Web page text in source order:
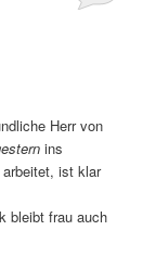
Herr von
ins
ist klar
bleibt frau auch